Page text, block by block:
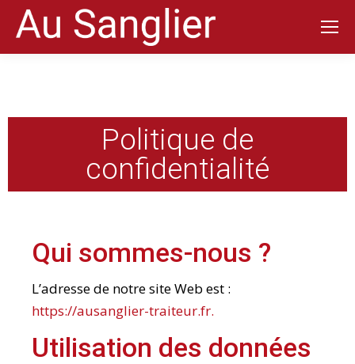
Politique de
confidentialité
Qui sommes-nous ?
L’adresse de notre site Web est :
https://ausanglier-traiteur.fr.
Utilisation des données